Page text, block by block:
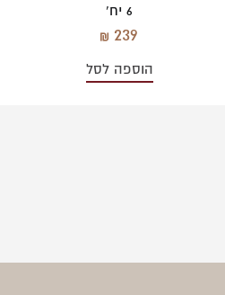
6 יח'
239
הוספה לסל